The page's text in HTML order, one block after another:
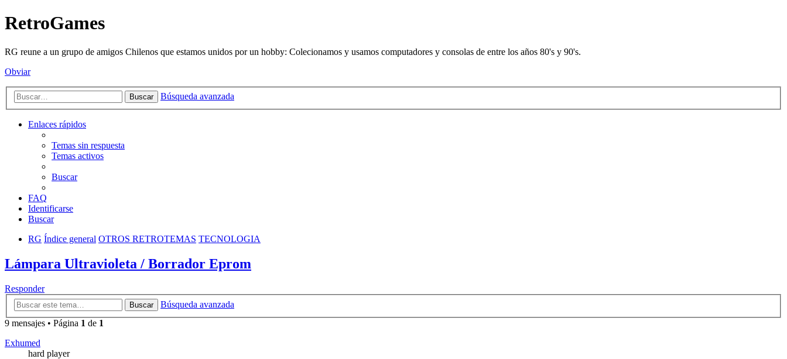
RetroGames
RG reune a un grupo de amigos Chilenos que estamos unidos por un hobby: Colecionamos y usamos computadores y consolas de entre los años 80's y 90's.
Obviar
Buscar Búsqueda avanzada
Enlaces rápidos
Temas sin respuesta
Temas activos
Buscar
FAQ
Identificarse
Buscar
RG Índice general OTROS RETROTEMAS TECNOLOGIA
Lámpara Ultravioleta / Borrador Eprom
Responder
Buscar
Búsqueda avanzada
9 mensajes • Página 1 de 1
Exhumed
hard player